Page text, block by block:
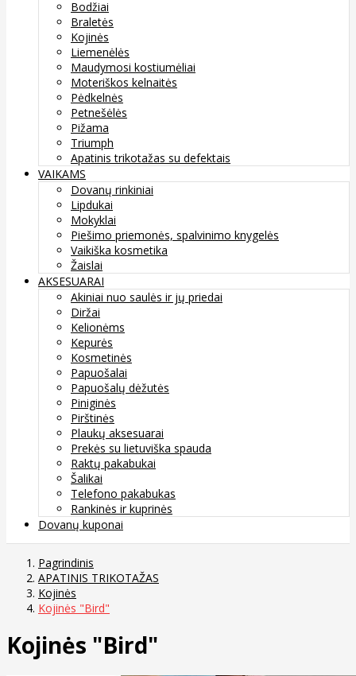
Bodžiai
Braletės
Kojinės
Liemenėlės
Maudymosi kostiumėliai
Moteriškos kelnaitės
Pėdkelnės
Petnešėlės
Pižama
Triumph
Apatinis trikotažas su defektais
VAIKAMS
Dovanų rinkiniai
Lipdukai
Mokyklai
Piešimo priemonės, spalvinimo knygelės
Vaikiška kosmetika
Žaislai
AKSESUARAI
Akiniai nuo saulės ir jų priedai
Diržai
Kelionėms
Kepurės
Kosmetinės
Papuošalai
Papuošalų dėžutės
Piniginės
Pirštinės
Plaukų aksesuarai
Prekės su lietuviška spauda
Raktų pakabukai
Šalikai
Telefono pakabukas
Rankinės ir kuprinės
Dovanų kuponai
Pagrindinis
APATINIS TRIKOTAŽAS
Kojinės
Kojinės "Bird"
Kojinės "Bird"